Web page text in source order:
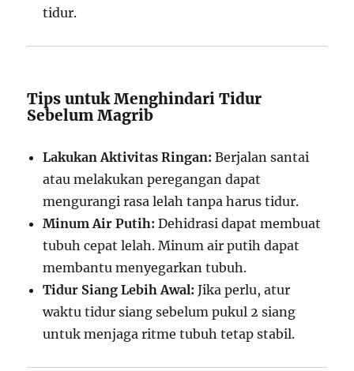
tidur.
Tips untuk Menghindari Tidur
Sebelum Magrib
Lakukan Aktivitas Ringan: Berjalan santai
atau melakukan peregangan dapat
mengurangi rasa lelah tanpa harus tidur.
Minum Air Putih: Dehidrasi dapat membuat
tubuh cepat lelah. Minum air putih dapat
membantu menyegarkan tubuh.
Tidur Siang Lebih Awal: Jika perlu, atur
waktu tidur siang sebelum pukul 2 siang
untuk menjaga ritme tubuh tetap stabil.